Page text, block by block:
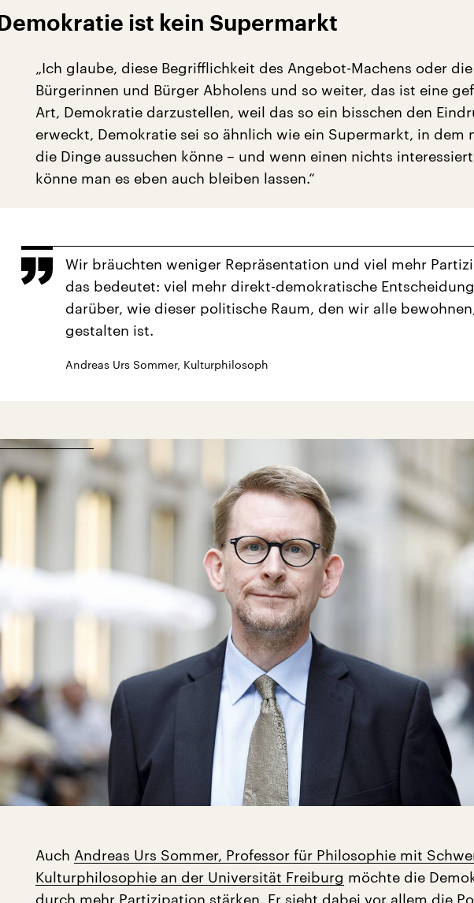
Demokratie ist kein Supermarkt
„Ich glaube, diese Begrifflichkeit des Angebot-Machens oder die
Bürgerinnen und Bürger Abholens und so weiter, das ist eine
Art, Demokratie darzustellen, weil das so ein bisschen den
erweckt, Demokratie sei so ähnlich wie ein Supermarkt, in dem
die Dinge aussuchen könne – und wenn einen nichts
könne man es eben auch bleiben lassen.“
Wir bräuchten weniger Repräsentation und viel mehr
das bedeutet: viel mehr direkt-demokratische
darüber, wie dieser politische Raum, den wir alle
gestalten ist.
Andreas Urs Sommer, Kulturphilosoph
Auch Andreas Urs Sommer, Professor für Philosophie mit
Kulturphilosophie an der Universität Freiburg möchte die
durch mehr Partizipation stärken. Er sieht dabei vor allem die